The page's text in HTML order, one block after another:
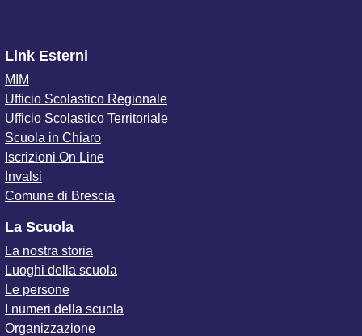
Link Esterni
MIM
Ufficio Scolastico Regionale
Ufficio Scolastico Territoriale
Scuola in Chiaro
Iscrizioni On Line
Invalsi
Comune di Brescia
La Scuola
La nostra storia
Luoghi della scuola
Le persone
I numeri della scuola
Organizzazione